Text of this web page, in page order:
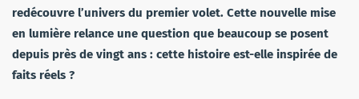
redécouvre l’univers du premier volet. Cette nouvelle mise
en lumière relance une question que beaucoup se posent
depuis près de vingt ans : cette histoire est-elle inspirée de
faits réels ?